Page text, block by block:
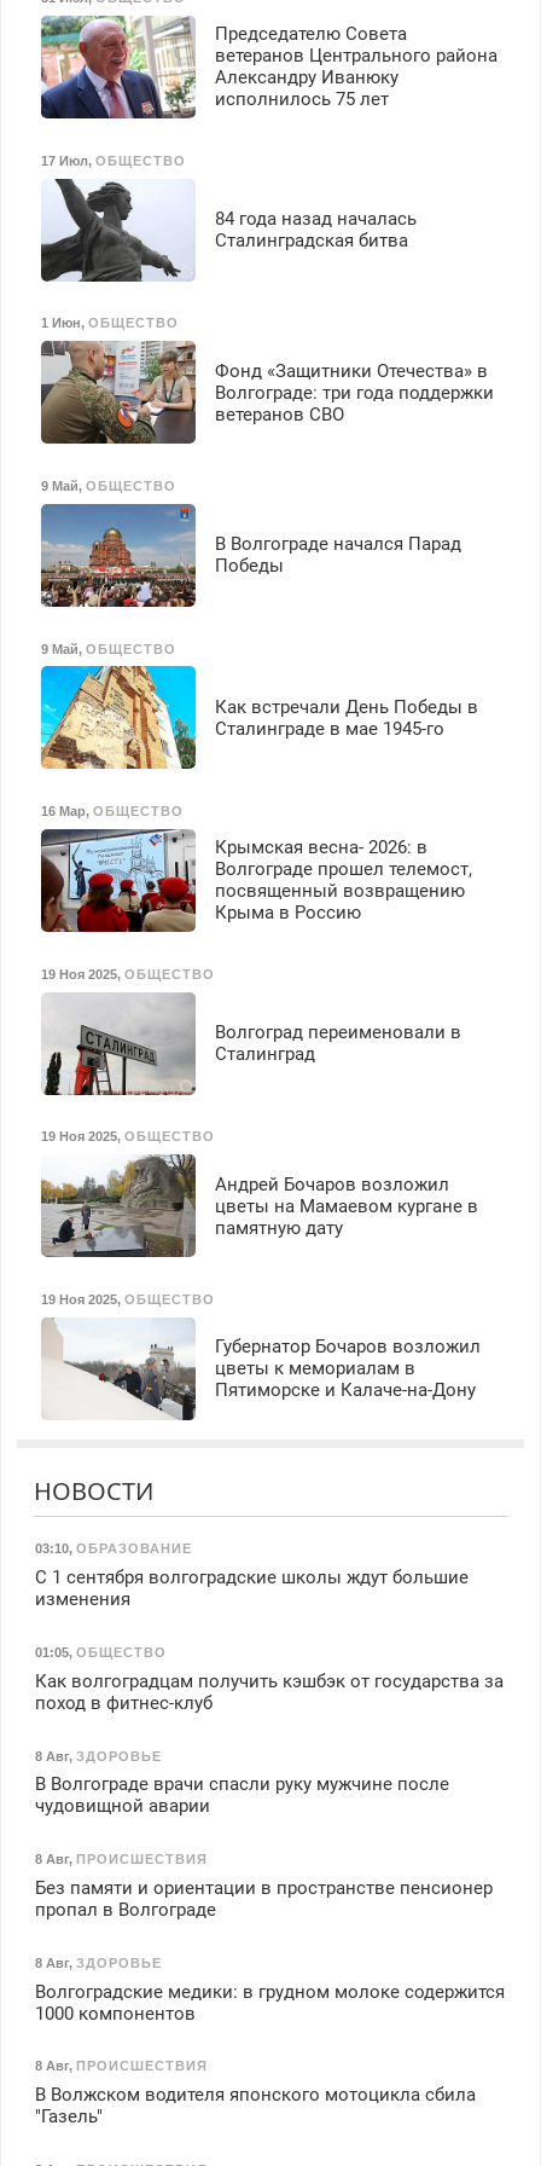
40%. Мастер со стажем.
Председателю Совета
ветеранов Центрального района
Александру Иванюку
исполнилось 75 лет
17 Июл, ОБЩЕСТВО
84 года назад началась
Сталинградская битва
1 Июн, ОБЩЕСТВО
Фонд «Защитники Отечества» в
Волгограде: три года поддержки
ветеранов СВО
9 Май, ОБЩЕСТВО
В Волгограде начался Парад
Победы
9 Май, ОБЩЕСТВО
Как встречали День Победы в
Сталинграде в мае 1945-го
16 Мар, ОБЩЕСТВО
Крымская весна- 2026: в
Волгограде прошел телемост,
посвященный возвращению
Крыма в Россию
19 Ноя 2025, ОБЩЕСТВО
Волгоград переименовали в
Сталинград
19 Ноя 2025, ОБЩЕСТВО
Андрей Бочаров возложил
цветы на Мамаевом кургане в
памятную дату
19 Ноя 2025, ОБЩЕСТВО
Губернатор Бочаров возложил
цветы к мемориалам в
Пятиморске и Калаче-на-Дону
НОВОСТИ
03:10, ОБРАЗОВАНИЕ
С 1 сентября волгоградские школы ждут большие
изменения
01:05, ОБЩЕСТВО
Как волгоградцам получить кэшбэк от государства за
поход в фитнес-клуб
8 Авг, ЗДОРОВЬЕ
В Волгограде врачи спасли руку мужчине после
чудовищной аварии
8 Авг, ПРОИСШЕСТВИЯ
Без памяти и ориентации в пространстве пенсионер
пропал в Волгограде
8 Авг, ЗДОРОВЬЕ
Волгоградские медики: в грудном молоке содержится
1000 компонентов
8 Авг, ПРОИСШЕСТВИЯ
В Волжском водителя японского мотоцикла сбила
"Газель"